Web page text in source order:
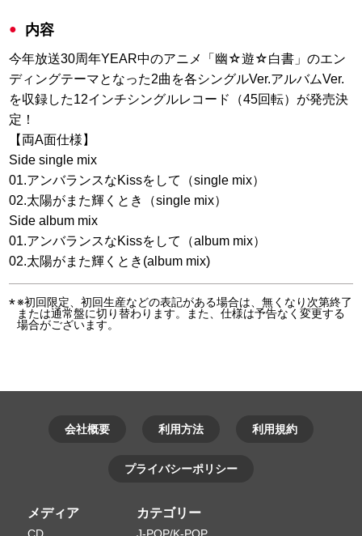
内容
今年放送30周年YEAR中のアニメ「幽☆遊☆白書」のエン
ディングテーマとなった2曲を各シングルVer.アルバムVer.
を収録した12インチシングルレコード（45回転）が発売決
定！
【両A面仕様】
Side single mix
01.アンバランスなKissをして（single mix）
02.太陽がまた輝くとき（single mix）
Side album mix
01.アンバランスなKissをして（album mix）
02.太陽がまた輝くとき(album mix)
※初回限定、初回生産などの表記がある場合は、無くなり次第終了
または通常盤に切り替わります。また、仕様は予告なく変更する
場合がございます。
会社概要 利用方法 利用規約
プライバシーポリシー
メディア カテゴリー